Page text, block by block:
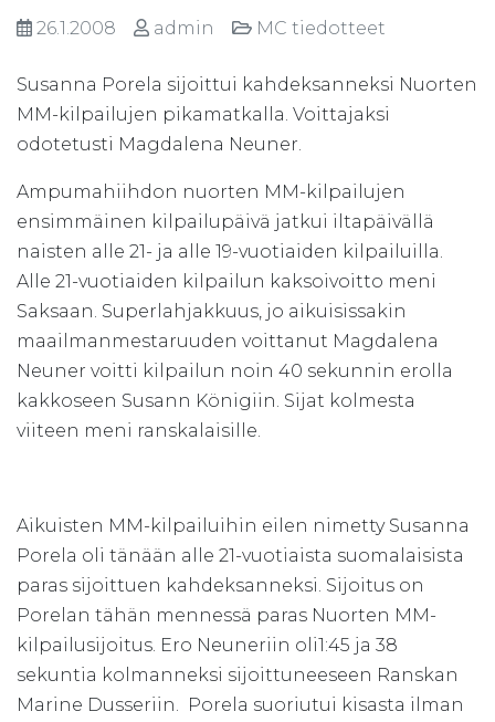
26.1.2008 admin MC tiedotteet
Susanna Porela sijoittui kahdeksanneksi Nuorten
MM-kilpailujen pikamatkalla. Voittajaksi
odotetusti Magdalena Neuner.
Ampumahiihdon nuorten MM-kilpailujen
ensimmäinen kilpailupäivä jatkui iltapäivällä
naisten alle 21- ja alle 19-vuotiaiden kilpailuilla.
Alle 21-vuotiaiden kilpailun kaksoivoitto meni
Saksaan. Superlahjakkuus, jo aikuisissakin
maailmanmestaruuden voittanut Magdalena
Neuner voitti kilpailun noin 40 sekunnin erolla
kakkoseen Susann Königiin. Sijat kolmesta
viiteen meni ranskalaisille.
Aikuisten MM-kilpailuihin eilen nimetty Susanna
Porela oli tänään alle 21-vuotiaista suomalaisista
paras sijoittuen kahdeksanneksi. Sijoitus on
Porelan tähän mennessä paras Nuorten MM-
kilpailusijoitus. Ero Neuneriin oli1:45 ja 38
sekuntia kolmanneksi sijoittuneeseen Ranskan
Marine Dusseriin. Porela suoriutui kisasta ilman